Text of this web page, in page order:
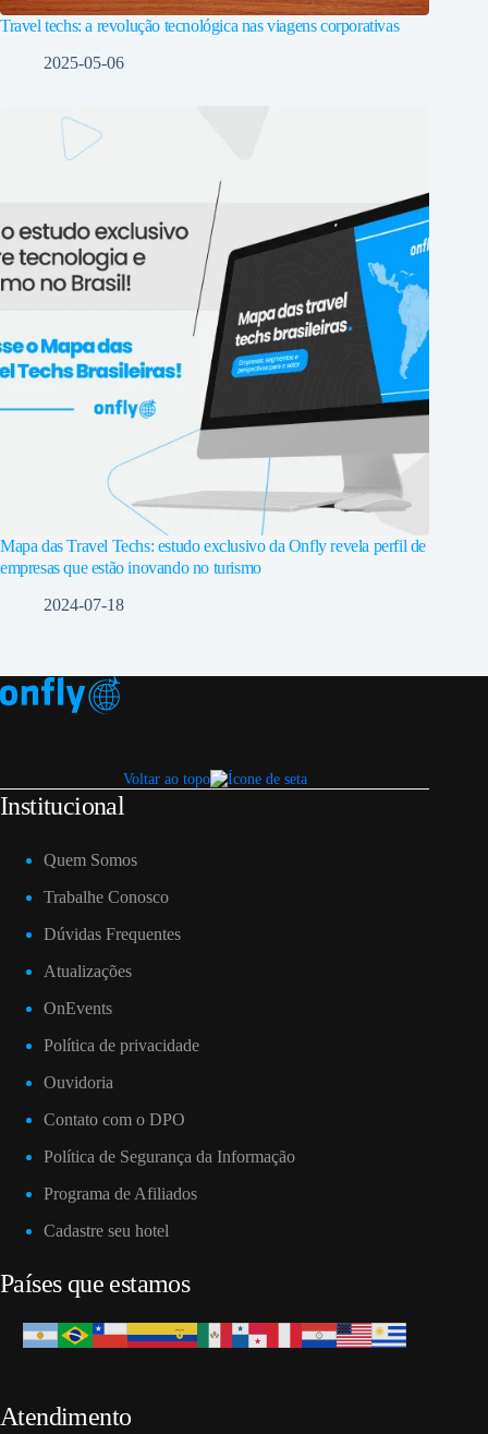
Travel techs: a revolução tecnológica nas viagens corporativas
2025-05-06
Mapa das Travel Techs: estudo exclusivo da Onfly revela perfil de
empresas que estão inovando no turismo
2024-07-18
Voltar ao topo
Institucional
Quem Somos
Trabalhe Conosco
Dúvidas Frequentes
Atualizações
OnEvents
Política de privacidade
Ouvidoria
Contato com o DPO
Política de Segurança da Informação
Programa de Afiliados
Cadastre seu hotel
Países que estamos
Atendimento